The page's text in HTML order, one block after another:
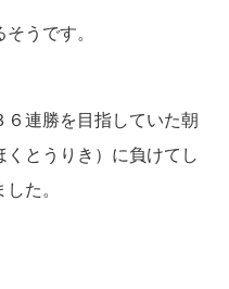
うです。
６連勝を目指していた朝
とうりき）に負けてし
た。